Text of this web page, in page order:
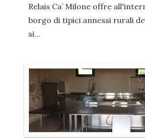
Relais Ca’ Milone offre
borgo di tipici annessi rurali
si...